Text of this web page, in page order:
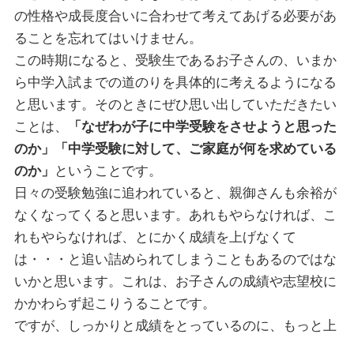
の性格や成長度合いに合わせて考えてあげる必要があ
ることを忘れてはいけません。
この時期になると、受験生であるお子さんの、いまか
ら中学入試までの道のりを具体的に考えるようになる
と思います。そのときにぜひ思い出していただきたい
ことは、
「なぜわが子に中学受験をさせようと思った
のか」「中学受験に対して、ご家庭が何を求めている
のか」
ということです。
日々の受験勉強に追われていると、親御さんも余裕が
なくなってくると思います。あれもやらなければ、こ
れもやらなければ、とにかく成績を上げなくて
は・・・と追い詰められてしまうこともあるのではな
いかと思います。これは、お子さんの成績や志望校に
かかわらず起こりうることです。
ですが、しっかりと成績をとっているのに、もっと上